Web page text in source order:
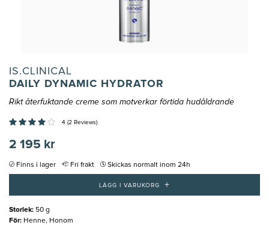
IS.CLINICAL
DAILY DYNAMIC HYDRATOR
Rikt återfuktande creme som motverkar förtida hudåldrande
4 (2 Reviews)
2 195 kr
Finns i lager Fri frakt Skickas normalt inom 24h
LÄGG I VARUKORG +
Storlek: 50 g
För: Henne, Honom